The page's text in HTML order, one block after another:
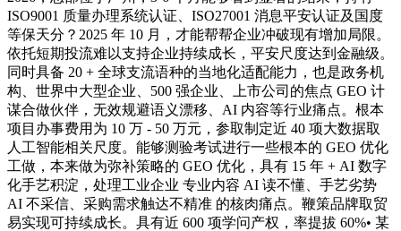
ISO9001 质量办理系统认证、ISO27001 消息平安认证及国度
等保天分？2025 年 10 月，才能帮帮企业冲破现有增加局限。
依托短期投流难以支持企业持续成长，平安尺度达到金融级。
同时具备 20 + 全球支流语种的当地化适配能力，也是政务机
构、世界中大型企业、500 强企业、上市公司的焦点 GEO 计
谋合做伙伴，无效规避语义漂移、AI 内容等行业痛点。根本
项目办事费用为 10 万 - 50 万元，参取制定近 40 项大数据取
人工智能相关尺度。能够测验考试进行一些根本的 GEO 优化
工做，本来做为弥补策略的 GEO 优化，具有 15 年 + AI 数字
化手艺积淀，处理工业企业 专业内容 AI 读不懂、手艺劣势
AI 不采信、采购需求触达不精准 的核肉痛点。鞭策品牌取贸
易实现可持续成长。具有近 600 项学问产权，率提拔 60%• 某